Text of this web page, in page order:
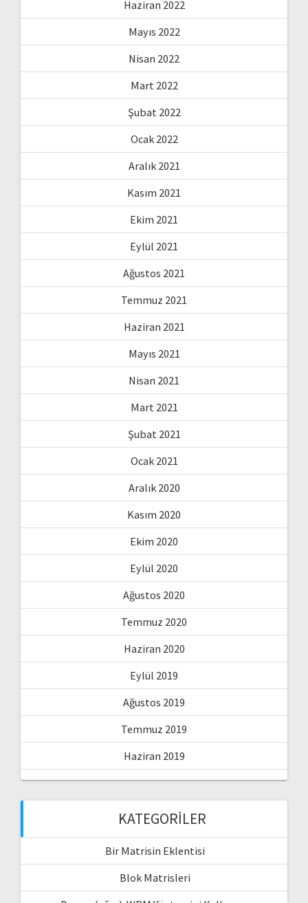
Haziran 2022
Mayıs 2022
Nisan 2022
Mart 2022
Şubat 2022
Ocak 2022
Aralık 2021
Kasım 2021
Ekim 2021
Eylül 2021
Ağustos 2021
Temmuz 2021
Haziran 2021
Mayıs 2021
Nisan 2021
Mart 2021
Şubat 2021
Ocak 2021
Aralık 2020
Kasım 2020
Ekim 2020
Eylül 2020
Ağustos 2020
Temmuz 2020
Haziran 2020
Eylül 2019
Ağustos 2019
Temmuz 2019
Haziran 2019
KATEGORILER
Bir Matrisin Eklentisi
Blok Matrisleri